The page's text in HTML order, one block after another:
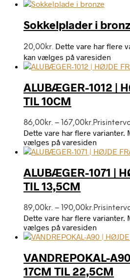
Sokkelplader i
20,00kr. Dette vare har flere
kan vælges på varesiden
ALUBÆGER-1012 |
TIL 10CM
86,00kr. – 167,00kr.
Dette vare har flere varianter.
vælges på varesiden
ALUBÆGER-1071 |
TIL 13,5CM
89,00kr. – 190,00kr.
Dette vare har flere varianter.
vælges på varesiden
VANDREPOKAL-
17CM TIL 22,5CM